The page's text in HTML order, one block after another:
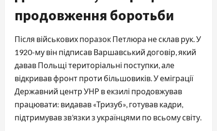
продовження боротьби
Після військових поразок Петлюра не склав рук. У
1920-му він підписав Варшавський договір, який
давав Польщі територіальні поступки, але
відкривав фронт проти більшовиків. У еміграції
Державний центр УНР в екзилі продовжував
працювати: видавав «Тризуб», готував кадри,
підтримував зв’язки з українцями по всьому світу.